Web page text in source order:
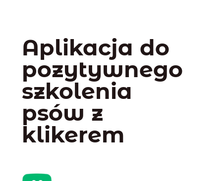
Aplikacja do
pozytywnego
szkolenia
psów z
klikerem